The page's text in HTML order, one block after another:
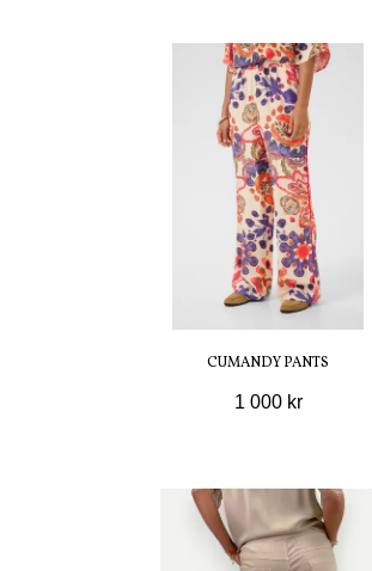
CUMANDY PANTS
1 000 kr